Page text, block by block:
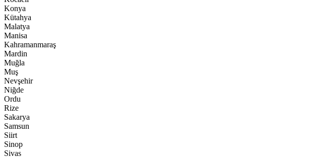
Konya
Kütahya
Malatya
Manisa
Kahramanmaraş
Mardin
Muğla
Muş
Nevşehir
Niğde
Ordu
Rize
Sakarya
Samsun
Siirt
Sinop
Sivas